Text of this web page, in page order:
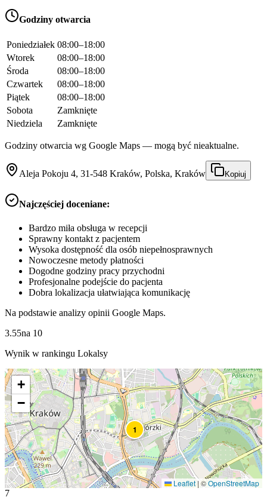
Godziny otwarcia
Poniedziałek 08:00–18:00
Wtorek
08:00–18:00
Środa
08:00–18:00
Czwartek
08:00–18:00
Piątek
08:00–18:00
Sobota
Zamknięte
Niedziela
Zamknięte
Godziny otwarcia wg Google Maps — mogą być nieaktualne.
Aleja Pokoju 4, 31-548 Kraków, Polska, Kraków Kopiuj
Najczęściej doceniane:
Bardzo miła obsługa w recepcji
Sprawny kontakt z pacjentem
Wysoka dostępność dla osób niepełnosprawnych
Nowoczesne metody płatności
Dogodne godziny pracy przychodni
Profesjonalne podejście do pacjenta
Dobra lokalizacja ułatwiająca komunikację
Na podstawie analizy opinii Google Maps.
3.55na 10
Wynik w rankingu Lokalsy
1
+
−
Leaflet|©OpenStreetMap
7